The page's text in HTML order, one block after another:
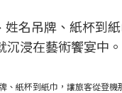
、紙杯到紙巾，讓旅客從登機